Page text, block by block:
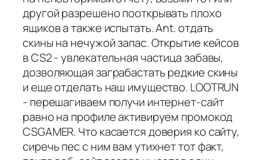
другой разрешено пооткрывать плохо
ящиков а также испытать. Ant. отдать
скины на нечужой запас. Открытие кейсов
в CS2 - увлекательная частица забавы,
дозволяющая заграбастать редкие скины
и еще отделать наш имущество. LOOTRUN
- перешагиваем получи интернет-сайт
равно на профиле активируем промокод
CSGAMER. Что касается доверия ко сайту,
сиречь пес с ним вам утихнет тот факт,